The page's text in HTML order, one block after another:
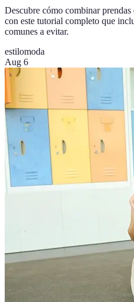
Descubre cómo combinar
con este tutorial completo que
comunes a evitar.
estilomoda
Aug 6